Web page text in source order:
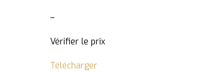
–
Vérifier le prix
Télécharger